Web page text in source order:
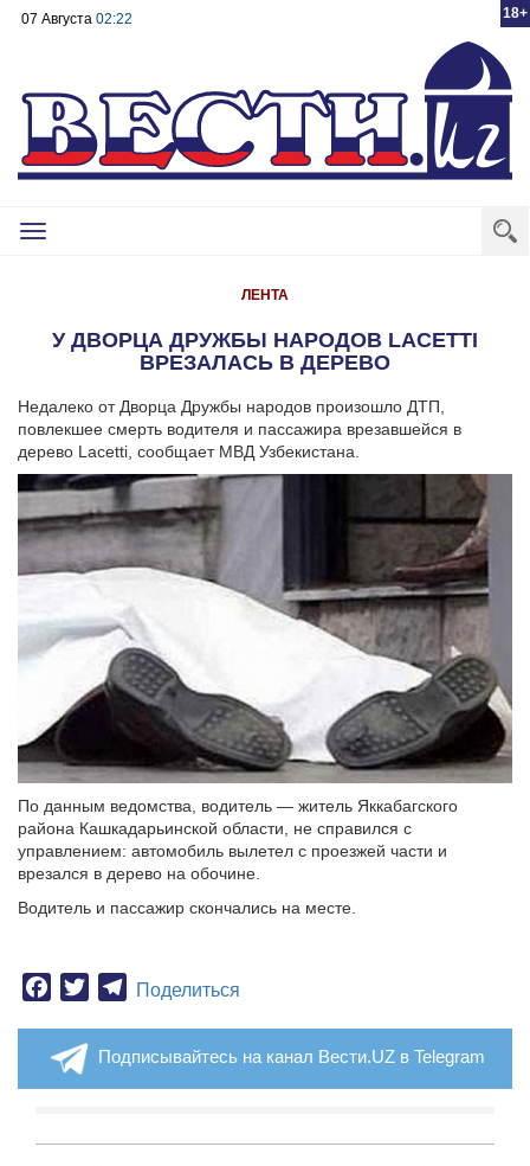
18+
07 Августа 02:22
Toggle
ЛЕНТА
У ДВОРЦА ДРУЖБЫ НАРОДОВ LACETTI
ВРЕЗАЛАСЬ В ДЕРЕВО
Недалеко от Дворца Дружбы народов произошло ДТП,
повлекшее смерть водителя и пассажира врезавшейся в
дерево Lacetti, сообщает МВД Узбекистана.
По данным ведомства, водитель — житель Яккабагского
района Кашкадарьинской области, не справился с
управлением: автомобиль вылетел с проезжей части и
врезался в дерево на обочине.
Водитель и пассажир скончались на месте.
Facebook
TwitterTelegram
Поделиться
Подписывайтесь на канал Вести.UZ в Telegram